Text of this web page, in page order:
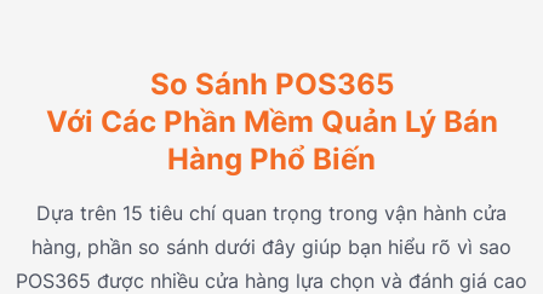
So Sánh POS365
Với Các Phần Mềm Quản Lý Bán
Hàng Phổ Biến
Dựa trên 15 tiêu chí quan trọng trong vận hành cửa
hàng, phần so sánh dưới đây giúp bạn hiểu rõ vì sao
POS365 được nhiều cửa hàng lựa chọn và đánh giá cao